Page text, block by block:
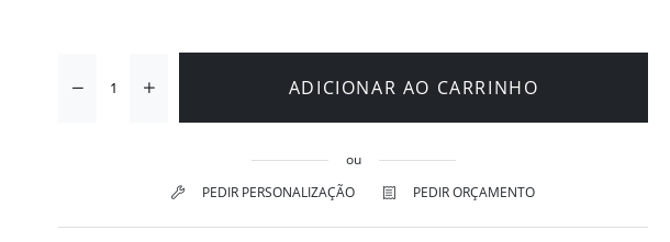
ADICIONAR AO CARRINHO
ou
PEDIR PERSONALIZAÇÃO
PEDIR ORÇAMENTO